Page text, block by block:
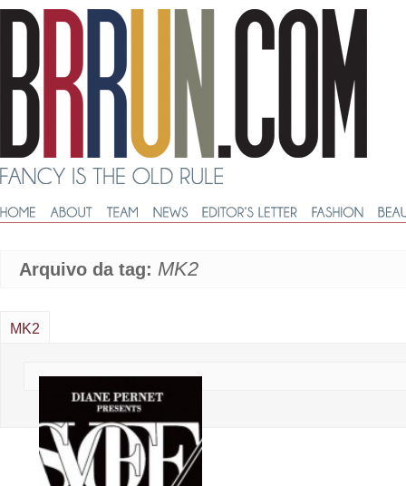
Arquivo da tag: MK2
MK2